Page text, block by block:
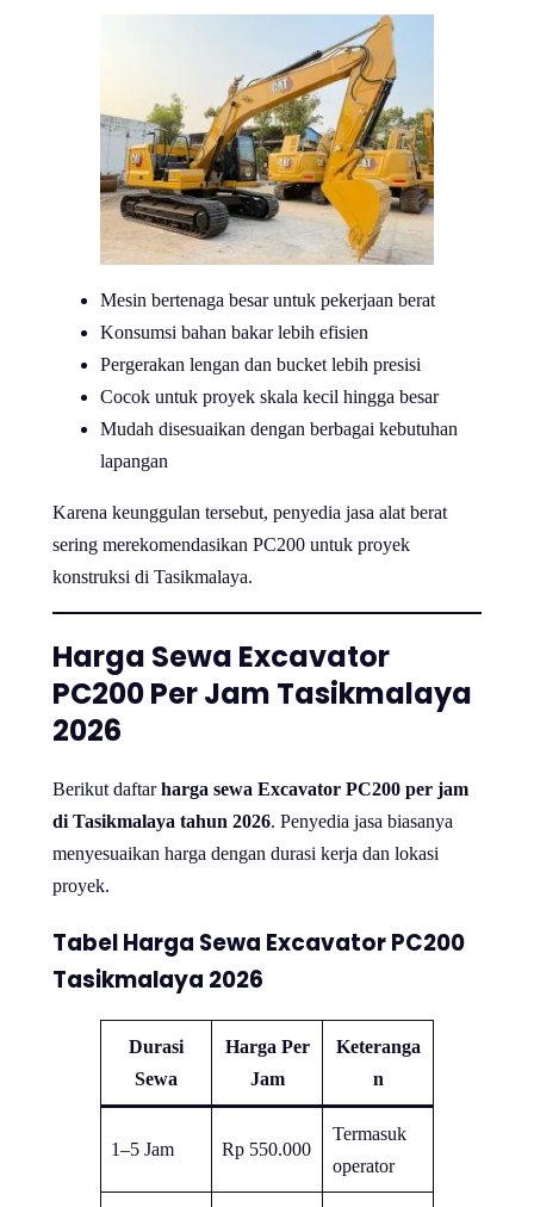
Mesin bertenaga besar untuk pekerjaan berat
Konsumsi bahan bakar lebih efisien
Pergerakan lengan dan bucket lebih presisi
Cocok untuk proyek skala kecil hingga besar
Mudah disesuaikan dengan berbagai kebutuhan
lapangan
Karena keunggulan tersebut, penyedia jasa alat berat
sering merekomendasikan PC200 untuk proyek
konstruksi di Tasikmalaya.
Harga Sewa Excavator
PC200 Per Jam Tasikmalaya
2026
Berikut daftarharga sewa Excavator PC200 per jam
di Tasikmalaya tahun 2026. Penyedia jasa biasanya
menyesuaikan harga dengan durasi kerja dan lokasi
proyek.
Tabel Harga Sewa Excavator PC200
Tasikmalaya 2026
Durasi
Sewa
Harga Per
Jam
Keteranga
n
1–5 Jam Rp 550.000
Termasuk
operator